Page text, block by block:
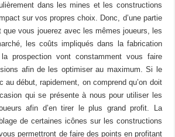
dans les mines et les constructions
sur vos propres choix. Donc, d’une partie
que vous jouerez avec les mêmes joueurs, les
les coûts impliqués dans la fabrication
prospection vont constamment vous faire
afin de les optimiser au maximum. Si le
au début, rapidement, on comprend qu’on doit
qui se présente à nous pour utiliser les
afin d’en tirer le plus grand profit. La
de certaines icônes sur les constructions
permettront de faire des points en profitant